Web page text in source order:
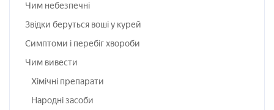
Чим небезпечні
Звідки беруться воші у курей
Симптоми і перебіг хвороби
Чим вивести
Хімічні препарати
Народні засоби